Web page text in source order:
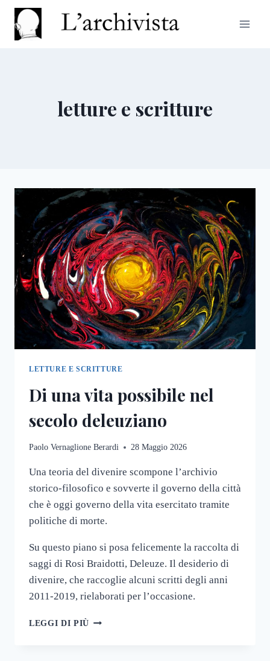
Salta
contenuto
letture e scritture
LETTURE E SCRITTURE
Di una vita possibile nel
secolo deleuziano
Paolo Vernaglione Berardi 28 Maggio 2026
Una teoria del divenire scompone l’archivio
storico-filosofico e sovverte il governo della città
che è oggi governo della vita esercitato tramite
politiche di morte.
Su questo piano si posa felicemente la raccolta di
saggi di Rosi Braidotti, Deleuze. Il desiderio di
divenire, che raccoglie alcuni scritti degli anni
2011-2019, rielaborati per l’occasione.
LEGGI DI PIÙ DI